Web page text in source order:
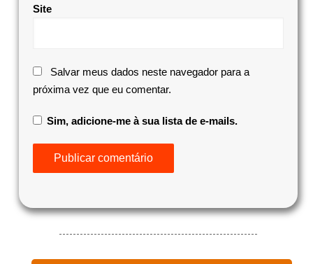
Site
Salvar meus dados neste navegador para a
próxima vez que eu comentar.
Sim, adicione-me à sua lista de e-mails.